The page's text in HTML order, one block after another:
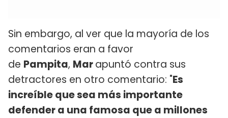
Sin embargo, al ver que la mayoría de los
comentarios eran a favor
de Pampita, Marapuntó contra sus
detractores en otro comentario: "Es
increíble que sea más importante
defender a una famosa que a millones